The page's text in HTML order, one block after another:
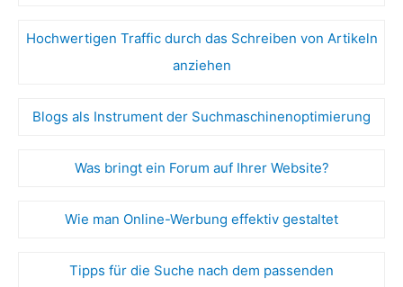
Hochwertigen Traffic durch das Schreiben von Artikeln
anziehen
Blogs als Instrument der Suchmaschinenoptimierung
Was bringt ein Forum auf Ihrer Website?
Wie man Online-Werbung effektiv gestaltet
Tipps für die Suche nach dem passenden